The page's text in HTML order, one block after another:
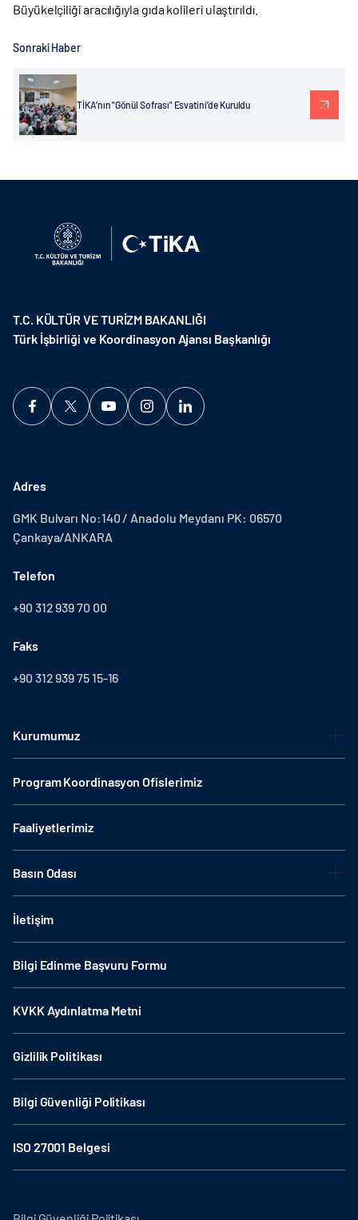
Büyükelçiliği aracılığıyla gıda kolileri ulaştırıldı.
Sonraki Haber
TİKA’nın "Gönül Sofrası" Esvatini’de Kuruldu
T.C. KÜLTÜR VE TURİZM BAKANLIĞI
Türk İşbirliği ve Koordinasyon Ajansı Başkanlığı
Adres
GMK Bulvarı No:140 / Anadolu Meydanı PK: 06570
Çankaya/ANKARA
Telefon
+90 312 939 70 00
Faks
+90 312 939 75 15-16
Kurumumuz
Program Koordinasyon Ofislerimiz
Faaliyetlerimiz
Basın Odası
İletişim
Bilgi Edinme Başvuru Formu
KVKK Aydınlatma Metni
Gizlilik Politikası
Bilgi Güvenliği Politikası
ISO 27001 Belgesi